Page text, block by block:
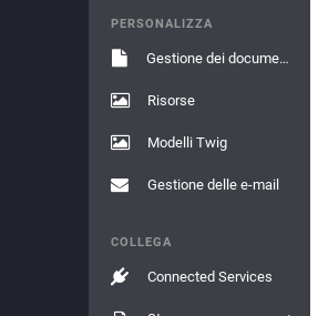
PERSONALIZZA
Gestione dei documenti
Risorse
Modelli Twig
Gestione delle e-mail
COLLEGA
Connected Services